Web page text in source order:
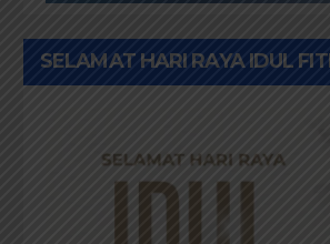
SELAMAT HARI RAYA IDUL